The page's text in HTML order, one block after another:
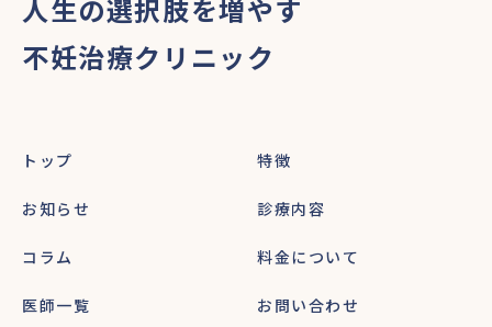
人生の選択肢を増やす
不妊治療クリニック
トップ 特徴
お知らせ 診療内容
コラム 料金について
医師一覧 お問い合わせ